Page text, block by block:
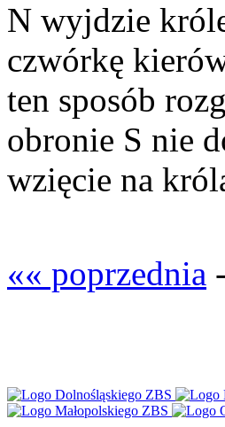
N wyjdzie
czwórkę
ten sposób
obronie S nie
wzięcie na
«« poprzednia -